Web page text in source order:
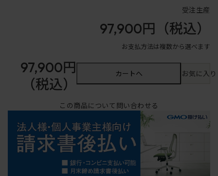
受注生産
97,900円 （税込）
お支払方法は複数から選べます
97,900円
（税込）
カートへ お気に入
この商品について問い合わせる